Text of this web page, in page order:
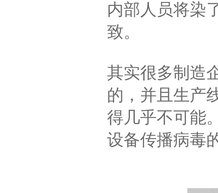
内部人员将染
致。
其实很多制造
的，并且生产
得几乎不可能
设备传播病毒